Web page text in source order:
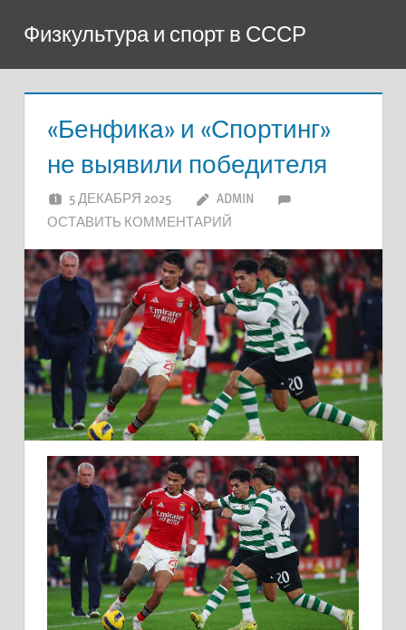
содержимому
Физкультура и спорт в СССР
«Бенфика» и «Спортинг»
не выявили победителя
5 ДЕКАБРЯ 2025
ADMIN
ОСТАВИТЬ КОММЕНТАРИЙ